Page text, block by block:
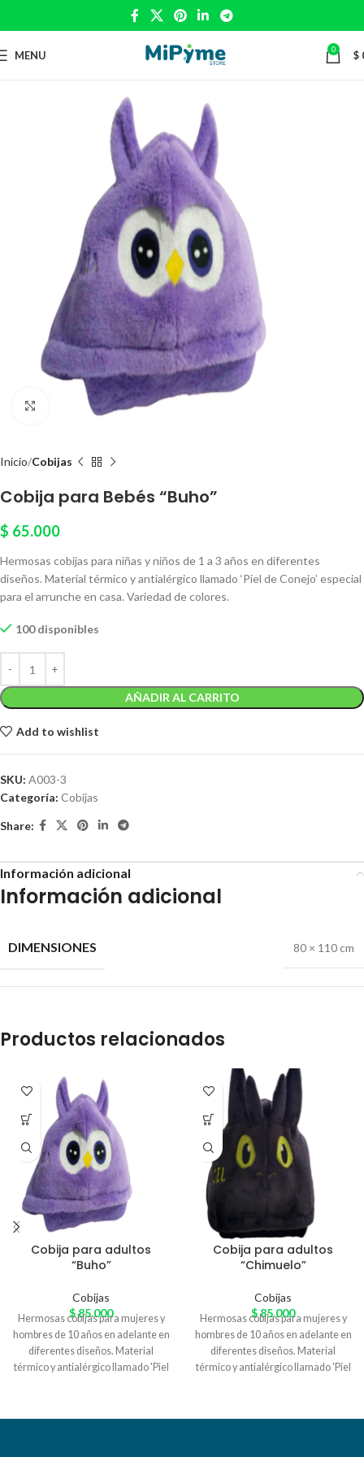
MENU 0 $
Click to enlarge
Inicio Cobijas
Cobija para Bebés “Buho”
$ 65.000
Hermosas cobijas para niñas y niños de 1 a 3 años en diferentes
diseños. Material térmico y antialérgico llamado ‘Piel de Conejo’ especial
para el arrunche en casa. Variedad de colores.
100 disponibles
AÑADIR AL CARRITO
Add to wishlist
SKU: A003-3
Categoría: Cobijas
Share:
Información adicional
Información adicional
DIMENSIONES 80 × 110 cm
Productos relacionados
Cobija para adultos
“Buho”
Cobijas
$85.000
Hermosas cobijas para mujeres y
hombres de 10 años en adelante en
diferentes diseños. Material
térmico y antialérgico llamado 'Piel
colores
Cobija para adultos
“Chimuelo”
Cobijas
$85.000
Hermosas cobijas para mujeres y
hombres de 10 años en adelante en
diferentes diseños. Material
térmico y antialérgico llamado 'Piel
colores